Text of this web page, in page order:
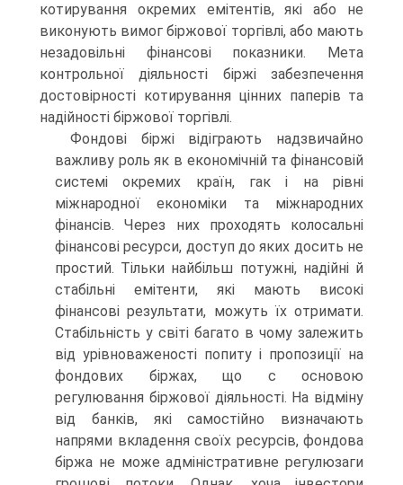
котирування окремих емітентів, які або не
виконують вимог біржової торгівлі, або мають
незадовільні фінансові показники. Мета
контрольної діяльності біржі забезпечення
достовірності котирування цінних паперів та
надійності біржової торгівлі.
Фондові біржі відіграють надзвичайно
важливу роль як в економічній та фінансовій
системі окремих країн, гак і на рівні
міжнародної економіки та міжнародних
фінансів. Через них проходять колосальні
фінансові ресурси, доступ до яких досить не
простий. Тільки найбільш потужні, надійні й
стабільні емітенти, які мають високі
фінансові результати, можуть їх отримати.
Стабільність у світі багато в чому залежить
від урівноваженості попиту і пропозиції на
фондових біржах, що с основою
регулювання біржової діяльності. На відміну
від банків, які самостійно визначають
напрями вкладення своїх ресурсів, фондова
біржа не може адміністративне регулюзаги